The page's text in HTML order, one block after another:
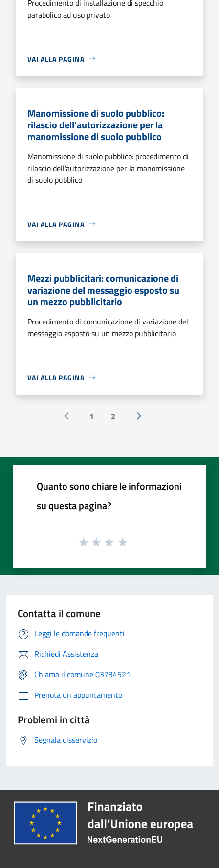
Procedimento di installazione di specchio
parabolico ad uso privato
VAI ALLA PAGINA
Manomissione di suolo pubblico:
rilascio dell'autorizzazione per la
manomissione di suolo pubblico
Manomissione di suolo pubblico: procedimento di
rilascio dell'autorizzazione per la manomissione
di suolo pubblico
VAI ALLA PAGINA
Mezzi pubblicitari: comunicazione di
variazione del messaggio esposto su
un mezzo pubblicitario
Procedimento di comunicazione di variazione del
messaggio esposto su un mezzo pubblicitario
VAI ALLA PAGINA
Pagina precedente
1 2 Successiva »
Quanto sono chiare le informazioni
su questa pagina?
Contatta il comune
Leggi le domande frequenti
Richiedi Assistenza
Chiama il comune 03734521
Prenota un appuntamento
Problemi in città
Segnala disservizio